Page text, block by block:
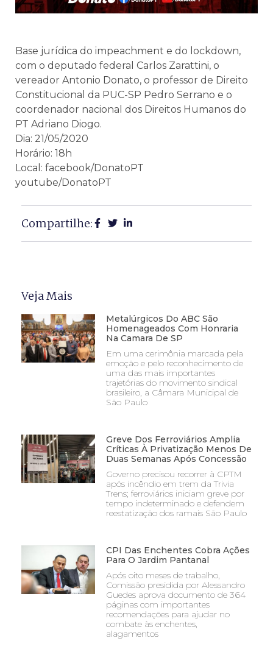
Base jurídica do impeachment e do lockdown,
com o deputado federal Carlos Zarattini, o
vereador Antonio Donato, o professor de Direito
Constitucional da PUC-SP Pedro Serrano e o
coordenador nacional dos Direitos Humanos do
PT Adriano Diogo.
Dia: 21/05/2020
Horário: 18h
Local: facebook/DonatoPT
youtube/DonatoPT
Compartilhe:
Veja Mais
Metalúrgicos Do ABC São
Homenageados Com Honraria
Na Camara De SP
Em uma cerimônia marcada pela
emoção e pelo reconhecimento de
uma das mais importantes
trajetórias do movimento sindical
brasileiro, a Câmara Municipal de
São Paulo
Greve Dos Ferroviários Amplia
Críticas À Privatização Menos De
Duas Semanas Após Concessão
Governo precisou recorrer à CPTM
após incêndio em trem da Trivia
Trens; ferroviários iniciam greve por
tempo indeterminado e defendem
reestatização dos ramais São Paulo
CPI Das Enchentes Cobra Ações
Para O Jardim Pantanal
Após oito meses de trabalho,
Comissão presidida por Alessandro
Guedes aprova documento de 364
páginas com importantes
recomendações para ajudar no
combate às enchentes,
alagamentos